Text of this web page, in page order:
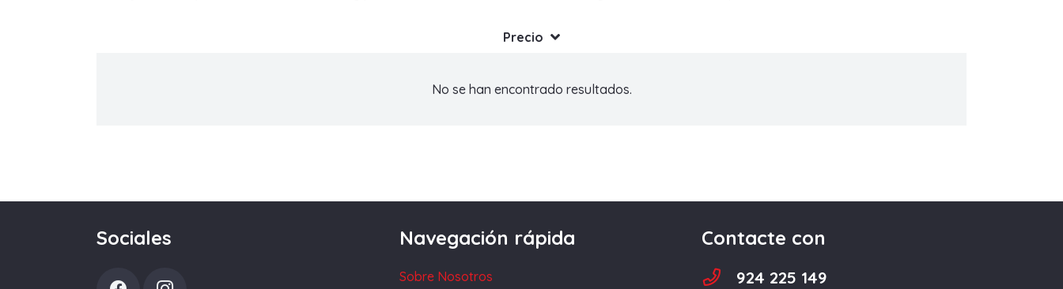
Precio
No se han encontrado resultados.
Sociales Navegación rápida
Sobre Nosotros
Contacte con
924 225 149